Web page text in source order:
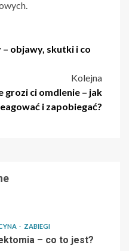
objawy, skutki i co
Kolejna
grozi ci omdlenie – jak
i zapobiegać?
ZABIEGI
– co to jest?